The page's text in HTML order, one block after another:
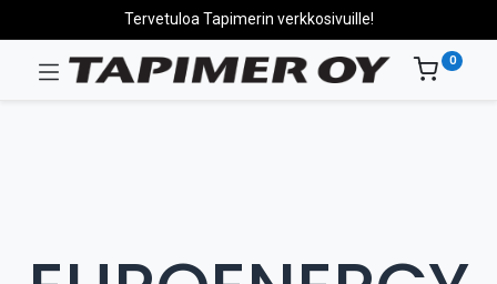
Tervetuloa Tapimerin verkkosivuille!
0